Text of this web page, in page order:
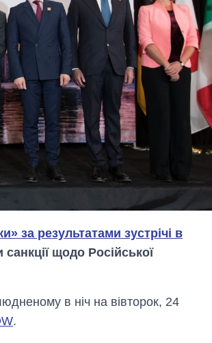
за результатами зустрічі в
щодо Російської
в ніч на вівторок, 24
.